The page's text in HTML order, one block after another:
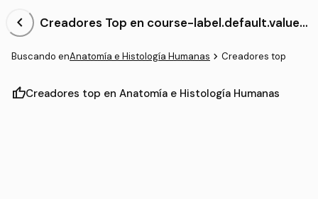
chevron_left
Creadores Top en course-label.default.value-
Buscando enAnatomía e Histología Humanas navigate_next Creadores top
thumb_upCreadores top en Anatomía e Histología Humanas